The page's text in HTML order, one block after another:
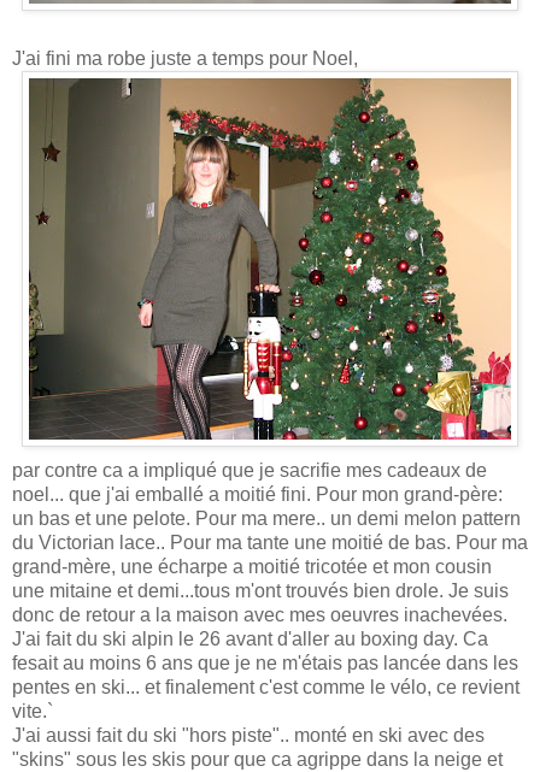
J'ai fini ma robe juste a temps pour Noel,
par contre ca a impliqué que je sacrifie mes cadeaux de
noel... que j'ai emballé a moitié fini. Pour mon grand-père:
un bas et une pelote. Pour ma mere.. un demi melon pattern
du Victorian lace.. Pour ma tante une moitié de bas. Pour ma
grand-mère, une écharpe a moitié tricotée et mon cousin
une mitaine et demi...tous m'ont trouvés bien drole. Je suis
donc de retour a la maison avec mes oeuvres inachevées.
J'ai fait du ski alpin le 26 avant d'aller au boxing day. Ca
fesait au moins 6 ans que je ne m'étais pas lancée dans les
pentes en ski... et finalement c'est comme le vélo, ce revient
vite.`
J'ai aussi fait du ski "hors piste".. monté en ski avec des
"skins" sous les skis pour que ca agrippe dans la neige et